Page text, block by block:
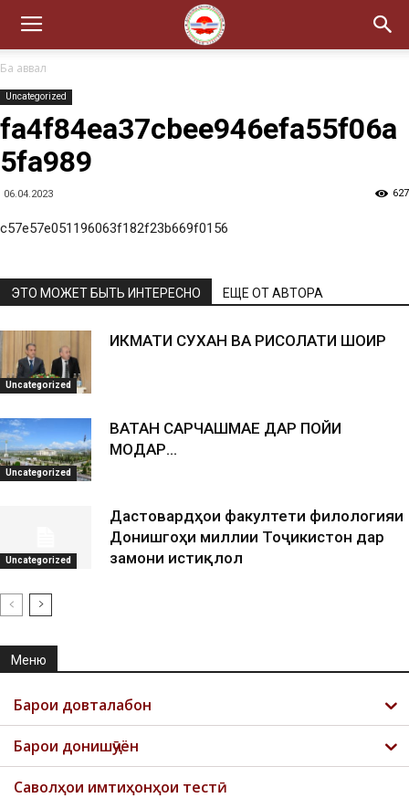
Ба аввал
Uncategorized
fa4f84ea37cbee946efa55f06a
5fa989
06.04.2023 627
c57e57e051196063f182f23b669f0156
ЭТО МОЖЕТ БЫТЬ ИНТЕРЕСНО ЕЩЕ ОТ АВТОРА
Uncategorized
ҲИКМАТИ СУХАН ВА РИСОЛАТИ ШОИР
Uncategorized
ВАТАН САРЧАШМАЕ ДАР ПОЙИ
МОДАР…
Uncategorized
Дастовардҳои факултети филологияи
Донишгоҳи миллии Тоҷикистон дар
замони истиқлол
Меню
Барои довталабон
Барои донишҷӯён
Саволҳои имтиҳонҳои тестӣ